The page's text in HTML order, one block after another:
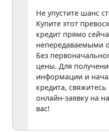
Не упустите шанс
Купите этот
кредит прямо
непередаваемыми
Без
цены. Для
информации и
кредита,
онлайн-заявку на
вас!